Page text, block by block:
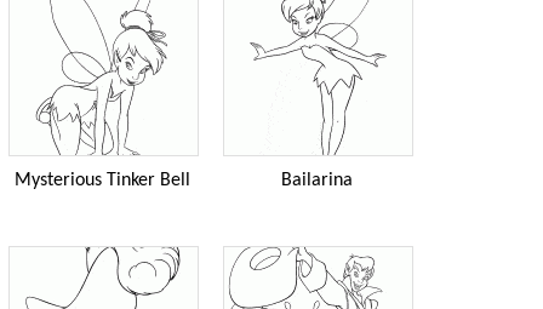
Mysterious Tinker Bell Bailarina